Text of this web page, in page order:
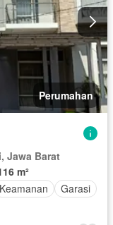
Perumahan
Jawa Barat
m²
Keamanan
Garasi